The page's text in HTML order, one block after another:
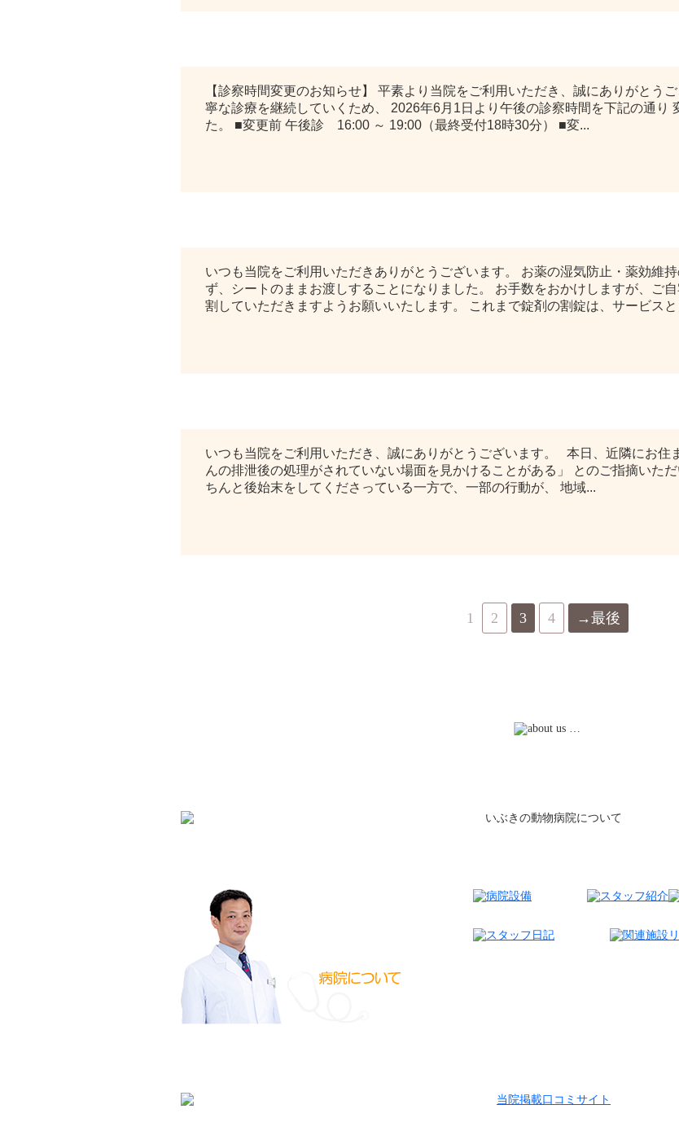
【診察時間変更のお知らせ】 平素より当院をご利用いただき、誠にありがとう
寧な診療を継続していくため、 2026年6月1日より午後の診察時間を下記の通り
た。 ■変更前 午後診 16:00 ～ 19:00（最終受付18時30分） ■変...
いつも当院をご利用いただきありがとうございます。 お薬の湿気防止・薬効維
ず、シートのままお渡しすることになりました。 お手数をおかけしますが、ご
割していただきますようお願いいたします。 これまで錠剤の割錠は、サービス
いつも当院をご利用いただき、誠にありがとうございます。 本日、近隣にお住
んの排泄後の処理がされていない場面を見かけることがある」 とのご指摘いた
ちんと後始末をしてくださっている一方で、一部の行動が、 地域...
1 2 3 4 →最後